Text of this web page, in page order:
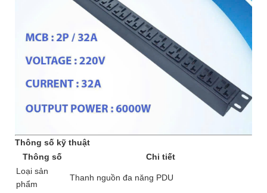
Thông số kỹ thuật
Thông số
Chi tiết
Loại sản
phẩm
Thanh nguồn đa năng PDU